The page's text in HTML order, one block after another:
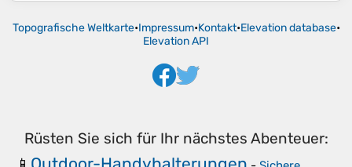
Topografische Weltkarte•Impressum•Kontakt•Elevation database•
Elevation API
Rüsten Sie sich für Ihr nächstes Abenteuer: